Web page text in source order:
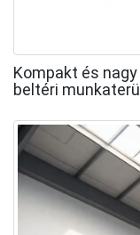
Kompakt és
beltéri